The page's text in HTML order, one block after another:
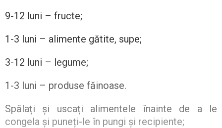
9-12 luni – fructe;
1-3 luni – alimente gătite, supe;
3-12 luni – legume;
1-3 luni – produse făinoase.
Spălați și uscați alimentele înainte de a le
congela și puneți-le în pungi și recipiente;